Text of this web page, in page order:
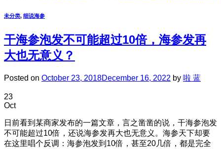
未分类, 细说海参
干海参泡发不可能超过10倍，海参发再
大也无意义？
Posted on October 23, 2018December 16, 2022 by 啦 蓝
23
Oct
日前看到某商家发布的一篇文章，言之凿凿的说，干海参泡发
不可能超过10倍，还说海参发再大也无意义。海参天下却要
在这里唱个反调：海参泡发到10倍，甚至20几倍，都是完全